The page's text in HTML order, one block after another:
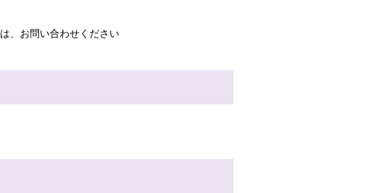
、お問い合わせください